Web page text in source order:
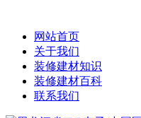
网站首页
关于我们
装修建材知识
装修建材百科
联系我们